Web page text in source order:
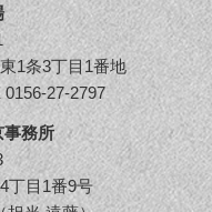
1条3丁目1番地
27-2797
事務所
丁目1番9号